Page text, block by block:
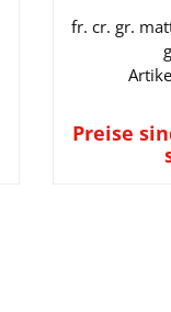
fr. cr. gr.
Preise